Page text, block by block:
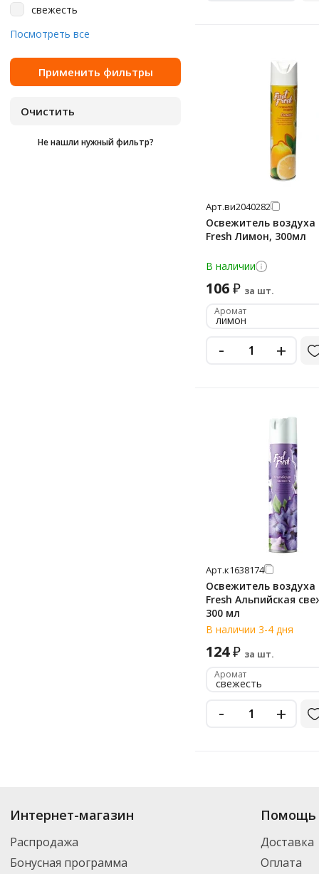
свежесть
цветы
цитрус
Посмотреть все
Не нашли нужный фильтр?
Арт.ви2040282
Освежитель воздуха
Fresh Лимон, 300мл
В наличии
106₽ за шт.
Аромат
лимон
- +
Арт.к1638174
Освежитель воздуха
Fresh Альпийская
300 мл
В наличии 3-4 дня
124₽ за шт.
Аромат
свежесть
- +
Купить
. В ассортименте
выбрать нужный товар и добавить его в корзину для дальнейшего
транспортной компанией DPD. Для постоянных клиентов - скидка,
Интернет-магазин
Распродажа
Бонусная программа
Помощь
Доставка
Оплата